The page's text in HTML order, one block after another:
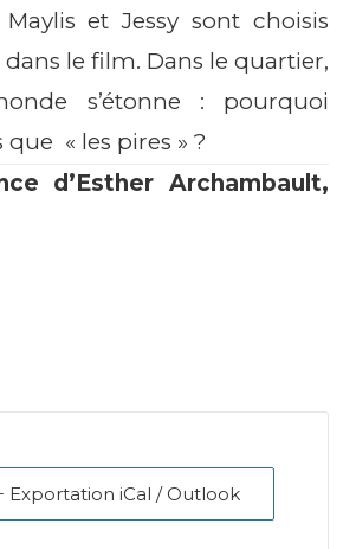
Maylis et Jessy sont choisis
le film. Dans le quartier,
s’étonne : pourquoi
que « les pires » ?
d’Esther Archambault,
Exportation iCal / Outlook